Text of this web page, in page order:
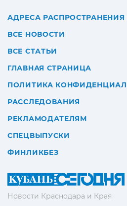
Новости Краснодара и Края
АДРЕСА РАСПРОСТРАНЕНИЯ
ВСЕ НОВОСТИ
ВСЕ СТАТЬИ
ГЛАВНАЯ СТРАНИЦА
ПОЛИТИКА
РАССЛЕДОВАНИЯ
РЕКЛАМОДАТЕЛЯМ
СПЕЦВЫПУСКИ
ФИНЛИКБЕЗ